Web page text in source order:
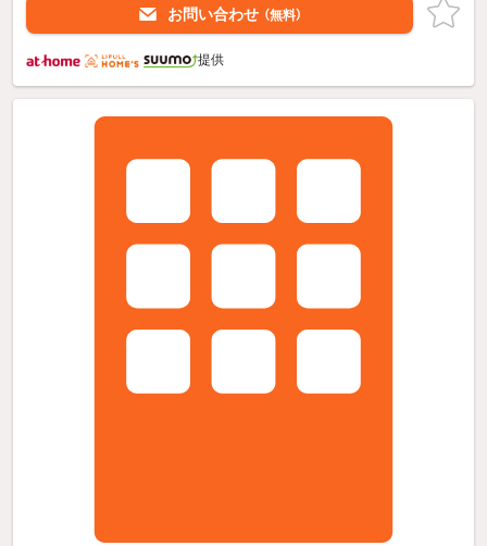
お問い合わせ （無料）
提供